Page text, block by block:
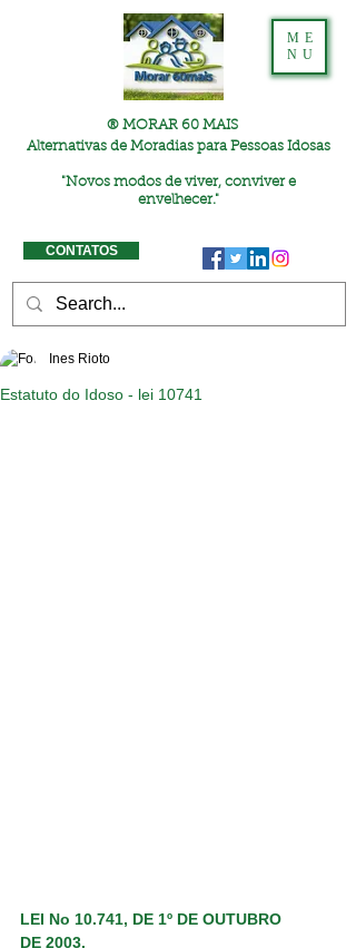
® MORAR 60 MAIS
Alternativas de Moradias para Pessoas Idosas
"Novos modos de viver, conviver e
envelhecer."
ME
NU
CONTATOS
Estatuto do Idoso - lei 10741
Ines Rioto
LEI No 10.741, DE 1º DE OUTUBRO
DE 2003.